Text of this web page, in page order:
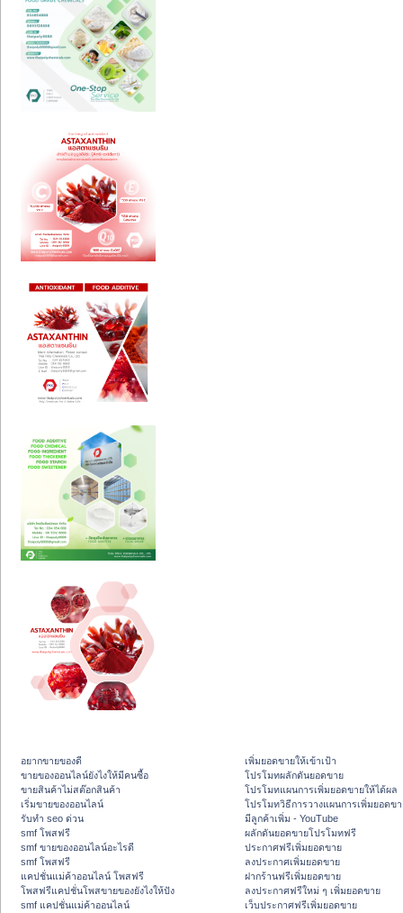
อยากขายของดี
ขายของออนไลน์ยังไงให้มีคนซื้อ
ขายสินค้าไม่สต๊อกสินค้า
เริ่มขายของออนไลน์
รับทำ seo ด่วน
smf โพสฟรี
smf ขายของออนไลน์อะไรดี
smf โพสฟรี
แคปชั่นแม่ค้าออนไลน์ โพสฟรี
โพสฟรีแคปชั่นโพสขายของยังไงให้ปัง
smf แคปชั่นแม่ค้าออนไลน์
เพิ่มยอดขายให้เข้าเป้า
โปรโมทผลักดันยอดขาย
โปรโมทแผนการเพิ่มยอดขายให้ได้ผล
โปรโมทวิธีการวางแผนการเพิ่มยอดข
มีลูกค้าเพิ่ม - YouTube
ผลักดันยอดขายโปรโมทฟรี
ประกาศฟรีเพิ่มยอดขาย
ลงประกาศเพิ่มยอดขาย
ฝากร้านฟรีเพิ่มยอดขาย
ลงประกาศฟรีใหม่ ๆ เพิ่มยอดขาย
เว็บประกาศฟรีเพิ่มยอดขาย